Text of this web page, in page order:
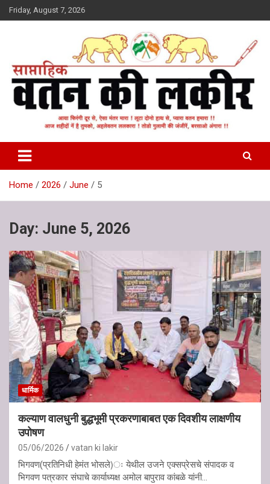
Skip
to
Friday, August 7, 2026
वतन की लकीर
Home 2026 June 5
Day: June 5, 2026
धार्मिक
कल्याण वालधुनी बुद्धभूमी प्रकरणाबाबत एक दिवशीय लाक्षणीय
उपोषण
05/06/2026 vatan ki lakir
भिगवण(प्रतिनिधी हेमंत भोसले)ः येथील उजने एक्सप्रेसचे संपादक व
भिगवण पत्रकार संघाचे कार्याध्यक्ष अमोल बापुराव कांबळे यांनी…